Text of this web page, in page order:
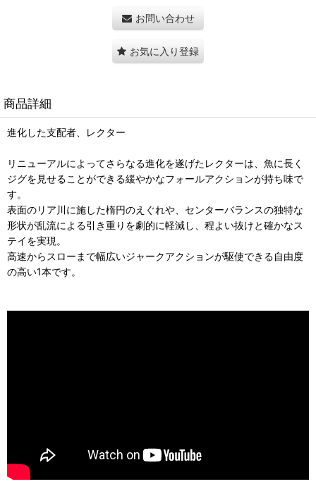
お問い合わせ
お気に入り登録
商品詳細
進化した支配者、レクター
リニューアルによってさらなる進化を遂げたレクターは、魚に長く
ジグを見せることができる緩やかなフォールアクションが持ち味で
す。
表面のリア川に施した楕円のえぐれや、センターバランスの独特な
形状が乱流による引き重りを劇的に軽減し、程よい抜けと確かなス
テイを実現。
高速からスローまで幅広いジャークアクションが駆使できる自由度
の高い1本です。